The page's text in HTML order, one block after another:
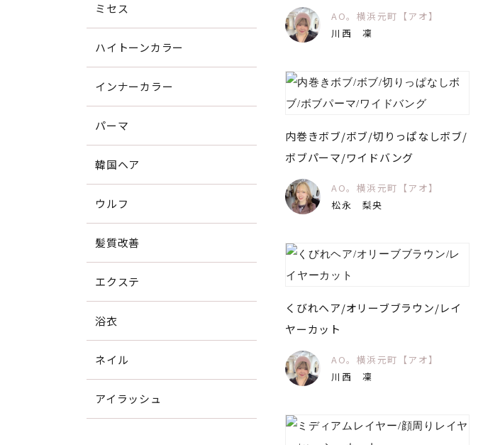
AO。横浜元町【アオ】
川西 凜
内巻きボブ/ボブ/切りっぱなしボブ/
ボブパーマ/ワイドバング
AO。横浜元町【アオ】
松永 梨央
くびれヘア/オリーブブラウン/レイ
ヤーカット
AO。横浜元町【アオ】
川西 凜
ミセス
ハイトーンカラー
インナーカラー
パーマ
韓国ヘア
ウルフ
髪質改善
エクステ
浴衣
ネイル
アイラッシュ